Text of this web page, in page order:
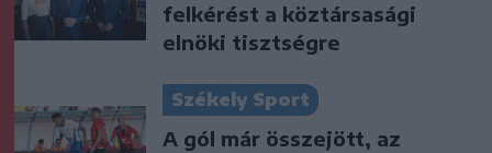
felkérést a köztársasági
elnöki tisztségre
Székely Sport
A gól már összejött, az